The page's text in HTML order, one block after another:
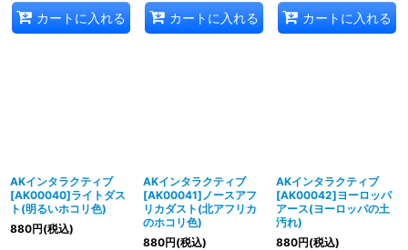
カートに入れる カートに入れる カートに入れる
AKインタラクティブ
[AK00040]ライトダス
ト(明るいホコリ色)
880円(税込)
AKインタラクティブ
[AK00041]ノースアフ
リカダスト(北アフリカ
のホコリ色)
880円(税込)
AKインタラクティブ
[AK00042]ヨーロッパ
アース(ヨーロッパの土
汚れ)
880円(税込)